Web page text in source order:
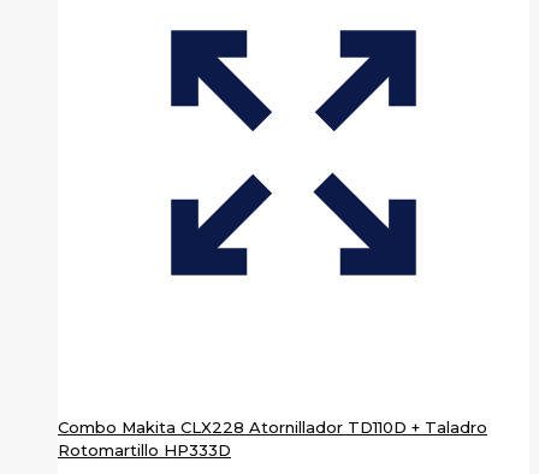
Combo Makita CLX228 Atornillador TD110D + Taladro
Rotomartillo HP333D